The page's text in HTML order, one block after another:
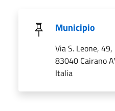
Municipio
Via S. Leone, 49,
83040 Cairano
Italia